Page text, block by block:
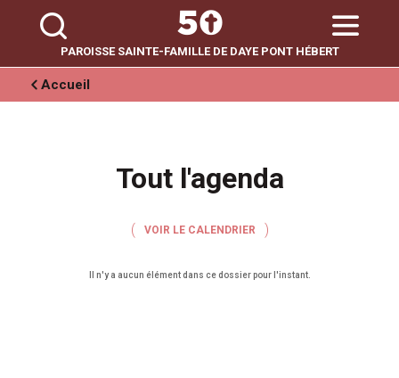
personnels
PAROISSE SAINTE-FAMILLE DE DAYE PONT HÉBERT
Accueil
Tout l'agenda
VOIR LE CALENDRIER
Il n'y a aucun élément dans ce dossier pour l'instant.